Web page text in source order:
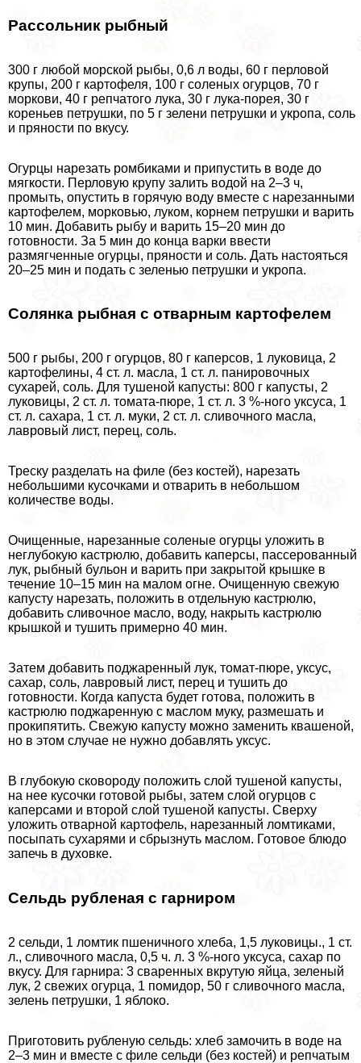
Рассольник рыбный
300 г любой морской рыбы, 0,6 л воды, 60 г перловой
крупы, 200 г картофеля, 100 г соленых огурцов, 70 г
моркови, 40 г репчатого лука, 30 г лука-порея, 30 г
кореньев петрушки, по 5 г зелени петрушки и укропа, соль
и пряности по вкусу.
Огурцы нарезать ромбиками и припустить в воде до
мягкости. Перловую крупу залить водой на 2–3 ч,
промыть, опустить в горячую воду вместе с нарезанными
картофелем, морковью, луком, корнем петрушки и варить
10 мин. Добавить рыбу и варить 15–20 мин до
готовности. За 5 мин до конца варки ввести
размягченные огурцы, пряности и соль. Дать настояться
20–25 мин и подать с зеленью петрушки и укропа.
Солянка рыбная с отварным картофелем
500 г рыбы, 200 г огурцов, 80 г каперсов, 1 луковица, 2
картофелины, 4 ст. л. масла, 1 ст. л. панировочных
сухарей, соль. Для тушеной капусты: 800 г капусты, 2
луковицы, 2 ст. л. томата-пюре, 1 ст. л. 3 %-ного уксуса, 1
ст. л. сахара, 1 ст. л. муки, 2 ст. л. сливочного масла,
лавровый лист, перец, соль.
Треску разделать на филе (без костей), нарезать
небольшими кусочками и отварить в небольшом
количестве воды.
Очищенные, нарезанные соленые огурцы уложить в
неглубокую кастрюлю, добавить каперсы, пассерованный
лук, рыбный бульон и варить при закрытой крышке в
течение 10–15 мин на малом огне. Очищенную свежую
капусту нарезать, положить в отдельную кастрюлю,
добавить сливочное масло, воду, накрыть кастрюлю
крышкой и тушить примерно 40 мин.
Затем добавить поджаренный лук, томат-пюре, уксус,
сахар, соль, лавровый лист, перец и тушить до
готовности. Когда капуста будет готова, положить в
кастрюлю поджаренную с маслом муку, размешать и
прокипятить. Свежую капусту можно заменить квашеной,
но в этом случае не нужно добавлять уксус.
В глубокую сковороду положить слой тушеной капусты,
на нее кусочки готовой рыбы, затем слой огурцов с
каперсами и второй слой тушеной капусты. Сверху
уложить отварной картофель, нарезанный ломтиками,
посыпать сухарями и сбрызнуть маслом. Готовое блюдо
запечь в духовке.
Сельдь рубленая с гарниром
2 сельди, 1 ломтик пшеничного хлеба, 1,5 луковицы., 1 ст.
л., сливочного масла, 0,5 ч. л. 3 %-ного уксуса, сахар по
вкусу. Для гарнира: 3 сваренных вкрутую яйца, зеленый
лук, 2 свежих огурца, 1 помидор, 50 г сливочного масла,
зелень петрушки, 1 яблоко.
Приготовить рубленую сельдь: хлеб замочить в воде на
2–3 мин и вместе с филе сельди (без костей) и репчатым